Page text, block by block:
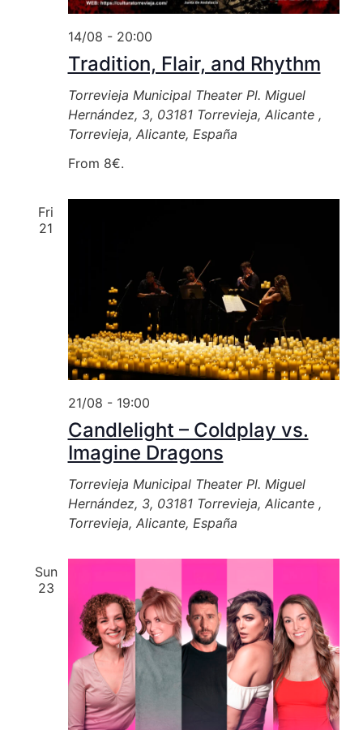
Tradition, Flair, and Rhythm
14/08 - 20:00
Torrevieja Municipal Theater Pl. Miguel
Hernández, 3, 03181 Torrevieja, Alicante ,
Torrevieja, Alicante, España
From 8€.
Fri
21
Candlelight – Coldplay vs.
Imagine Dragons
21/08 - 19:00
Torrevieja Municipal Theater Pl. Miguel
Hernández, 3, 03181 Torrevieja, Alicante ,
Torrevieja, Alicante, España
Sun
23